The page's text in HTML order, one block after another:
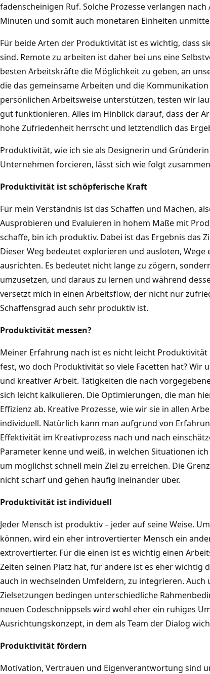
fadenscheinigen Ruf. Solche Prozesse verlangen
Minuten und somit auch monetären Einheiten
Für beide Arten der Produktivität ist es wichtig, dass
sind. Remote zu arbeiten ist daher bei uns eine
besten Arbeitskräfte die Möglichkeit zu geben, an
die das gemeinsame Arbeiten und die
persönlichen Arbeitsweise unterstützen, testen wir
gut funktionieren. Alles im Hinblick darauf, dass der
hohe Zufriedenheit herrscht und letztendlich das
Produktivität, wie ich sie als Designerin und
Unternehmen forcieren, lässt sich wie folgt
Produktivität ist schöpferische Kraft
Für mein Verständnis ist das Schaffen und Machen,
Ausprobieren und Evaluieren in hohem Maße mit
schaffe, bin ich produktiv. Dabei ist das Ergebnis das
Dieser Weg bedeutet explorieren und ausloten,
ausrichten. Es bedeutet nicht lange zu zögern,
umzusetzen, und daraus zu lernen und während
versetzt mich in einen Arbeitsflow, der nicht nur
Schaffensgrad auch sehr produktiv ist.
Produktivität messen?
Meiner Erfahrung nach ist es nicht leicht Produktivität
fest, wo doch Produktivität so viele Facetten hat? Wir
und kreativer Arbeit. Tätigkeiten die nach
sich leicht kalkulieren. Die Optimierungen, die man
Effizienz ab. Kreative Prozesse, wie wir sie in allen
individuell. Natürlich kann man aufgrund von
Effektivität im Kreativprozess nach und nach
Parameter kenne und weiß, in welchen Situationen
um möglichst schnell mein Ziel zu erreichen. Die
nicht scharf und gehen häufig ineinander über.
Produktivität ist individuell
Jeder Mensch ist produktiv – jeder auf seine Weise.
können, wird ein eher introvertierter Mensch ein
extrovertierter. Für die einen ist es wichtig einen
Zeiten seinen Platz hat, für andere ist es eher wichtig
auch in wechselnden Umfeldern, zu integrieren.
Zielsetzungen bedingen unterschiedliche
neuen Codeschnippsels wird wohl eher ein ruhiges
Ausrichtungskonzept, in dem als Team der Dialog
Produktivität fördern
Motivation, Vertrauen und Eigenverantwortung sind